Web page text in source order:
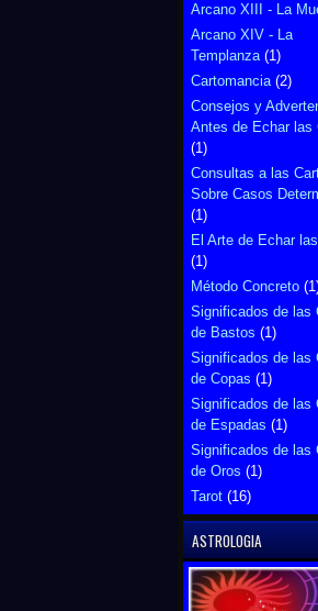
Arcano XIII - La
Arcano XIV - La
Templanza (1)
Cartomancia (2)
Consejos y
Antes de Echar las
(1)
Consultas a las
Sobre Casos
(1)
El Arte de Echar
(1)
Método Concreto
Significados de las
de Bastos (1)
Significados de las
de Copas (1)
Significados de las
de Espadas (1)
Significados de las
de Oros (1)
Tarot (16)
ASTROLOGIA